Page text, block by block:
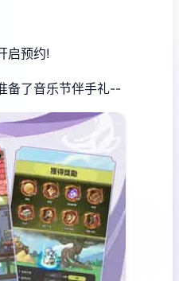
启预约!
备了音乐节伴手礼--